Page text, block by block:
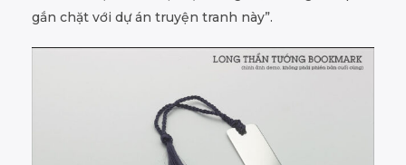
gắn chặt với dự án truyện tranh này”.